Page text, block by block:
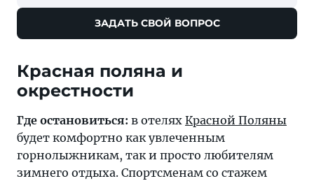
ЗАДАТЬ СВОЙ ВОПРОС
Красная поляна и
окрестности
Где остановиться: в отелях Красной Поляны
будет комфортно как увлеченным
горнолыжникам, так и просто любителям
зимнего отдыха. Спортсменам со стажем